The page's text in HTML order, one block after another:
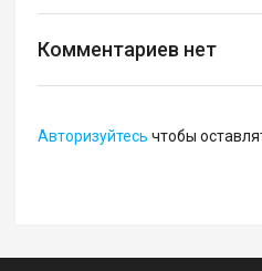
Комментариев нет
Авторизуйтесь чтобы